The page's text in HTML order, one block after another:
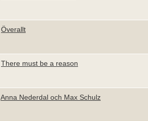
Överallt
There must be a reason
Anna Nederdal och Max Schulz